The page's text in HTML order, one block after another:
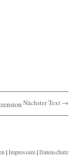
Nächster Text →
|Impressum|Datenschutz